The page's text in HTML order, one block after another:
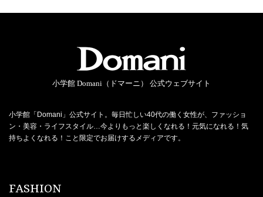
小学館 Domani（ドマーニ） 公式ウェブサイト
小学館「Domani」公式サイト。毎日忙しい40代の働く女性が、ファッショ
ン・美容・ライフスタイル…今よりもっと楽しくなれる！元気になれる！気
持ちよくなれる！こと限定でお届けするメディアです。
FASHION